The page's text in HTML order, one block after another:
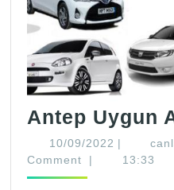
Antep Uygun
10/09/2022 10/09/
|
Comment
| 13:33